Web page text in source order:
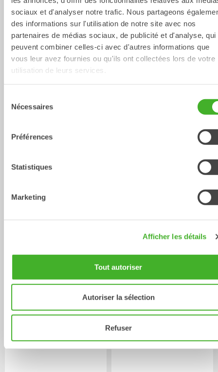
sociaux et d'analyser notre trafic. Nous partageons
des informations sur l'utilisation de notre site avec nos
partenaires de médias sociaux, de publicité et d'analyse, qui
peuvent combiner celles-ci avec d'autres informations que
vous leur avez fournies ou qu'ils ont collectées lors de votre
utilisation de leurs services.
Nécessaires
Préférences
Statistiques
Marketing
Afficher les détails
Tout autoriser
Autoriser la sélection
Refuser
XTR10
Tiltrotateur 6-10Tonnes
X12
Tiltrotateur 7-12Tonnes
Tiltrotateur Tonnes
Tonnes Tiltrotateur